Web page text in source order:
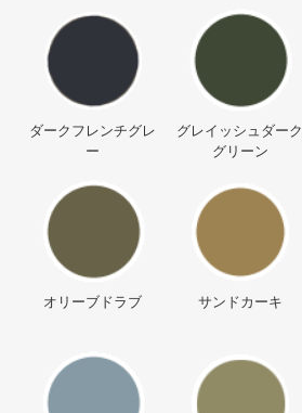
ダークフレンチグレ
ー
グレイッシュダーク
グリーン
オリーブドラブ サンドカーキ